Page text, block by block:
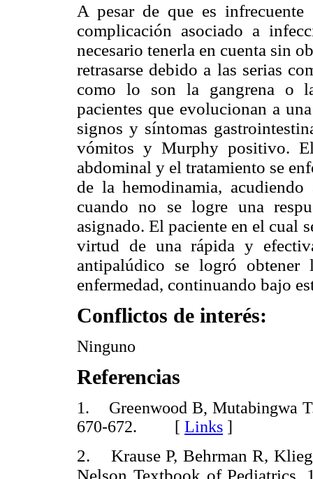
A pesar de que es
complicación asociado a
necesario tenerla en cuenta sin
retrasarse debido a las serias
como lo son la gangrena o
pacientes que evolucionan a
signos y síntomas
vómitos y Murphy positivo.
abdominal y el tratamiento se
de la hemodinamia,
cuando no se logre una
asignado. El paciente en el cual
virtud de una rápida y
antipalúdico se logró
enfermedad, continuando bajo
Conflictos de interés:
Ninguno
Referencias
1. Greenwood B, Mutabingwa
670-672. [ Links ]
2. Krause P, Behrman R,
Nelson Textbook of Pediatrics.